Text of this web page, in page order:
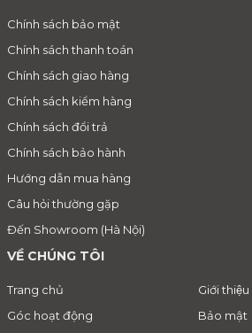
Chính sách bảo mật
Chính sách thanh toán
Chính sách giao hàng
Chính sách kiểm hàng
Chính sách đổi trả
Chính sách bảo hành
Hướng dẫn mua hàng
Câu hỏi thường gặp
Đến Showroom (Hà Nội)
VỀ CHÚNG TÔI
Trang chủ
Giới thiệu
Góc hoạt động
Bảo mật